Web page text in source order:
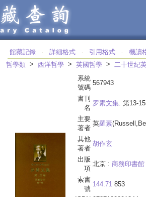
館藏記錄 ‧ 詳細格式 ‧ 引用格式 ‧
機讀
哲學類 > 西洋哲學 > 英國哲學 > 二十世紀
系統
號碼
567943
書刊
名
罗素文集. 第13-
主要
著者
英羅素
其他
著者
胡作玄
出版
項
北京 : 商務印書館
索書
號
144.71 853